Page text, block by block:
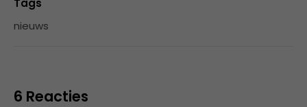
nieuws
6 Reacties